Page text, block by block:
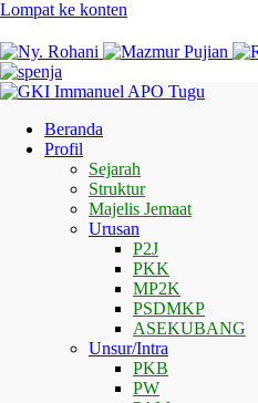
Lompat ke konten
Beranda
Profil
Sejarah
Struktur
Majelis Jemaat
Urusan
P2J
PKK
MP2K
PSDMKP
ASEKUBANG
Unsur/Intra
PKB
PW